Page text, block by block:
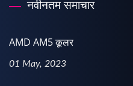
नवीनतम समाचार
AMD AM5 कूलर
01 May, 2023